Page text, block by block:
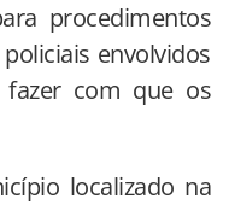
procedimentos
envolvidos
fazer com que os
localizado na